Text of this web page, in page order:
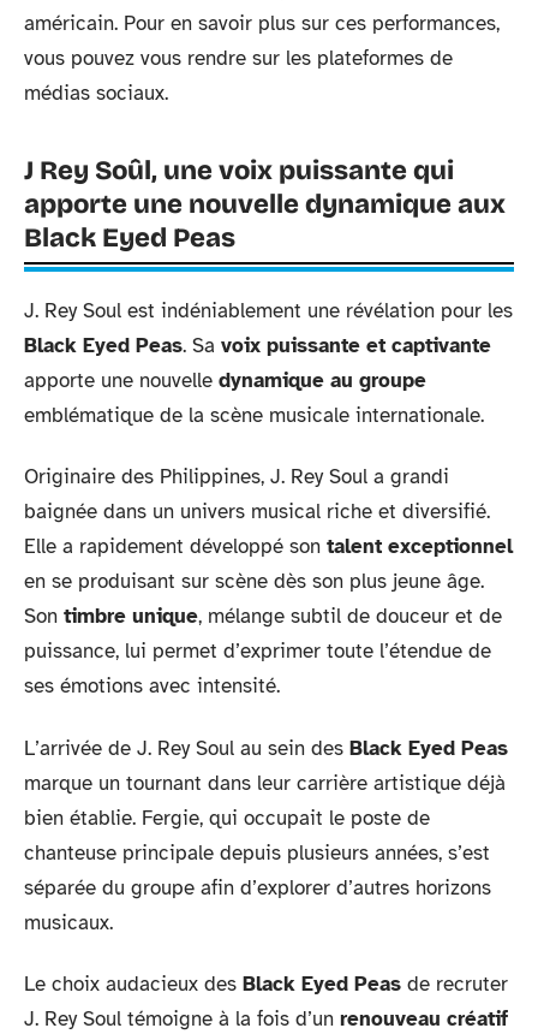
américain. Pour en savoir plus sur ces performances,
vous pouvez vous rendre sur les plateformes de
médias sociaux.
J Rey Soûl, une voix puissante qui
apporte une nouvelle dynamique aux
Black Eyed Peas
J. Rey Soul est indéniablement une révélation pour les
Black Eyed Peas. Sa voix puissante et captivante
apporte une nouvelle dynamique au groupe
emblématique de la scène musicale internationale.
Originaire des Philippines, J. Rey Soul a grandi
baignée dans un univers musical riche et diversifié.
Elle a rapidement développé son talent exceptionnel
en se produisant sur scène dès son plus jeune âge.
Son timbre unique, mélange subtil de douceur et de
puissance, lui permet d’exprimer toute l’étendue de
ses émotions avec intensité.
L’arrivée de J. Rey Soul au sein des Black Eyed Peas
marque un tournant dans leur carrière artistique déjà
bien établie. Fergie, qui occupait le poste de
chanteuse principale depuis plusieurs années, s’est
séparée du groupe afin d’explorer d’autres horizons
musicaux.
Le choix audacieux des Black Eyed Peas de recruter
J. Rey Soul témoigne à la fois d’un renouveau créatif